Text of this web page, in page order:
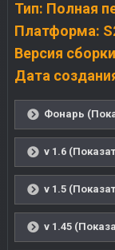
Тип: Полная
Платформа:
Версия
Дата
Фонарь
v 1.6
v 1.5
v 1.45